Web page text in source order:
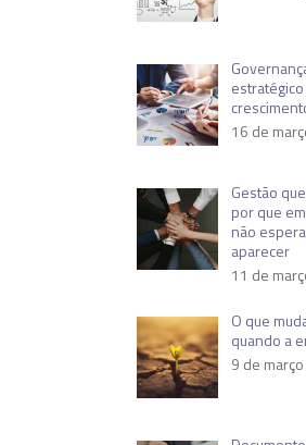
16 de
Gestão
por que
não
aparecer
11 de
O que
quando a
9 de